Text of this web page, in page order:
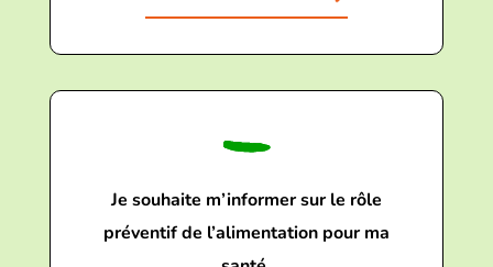
Je souhaite m’informer sur le rôle
préventif de l’alimentation pour ma